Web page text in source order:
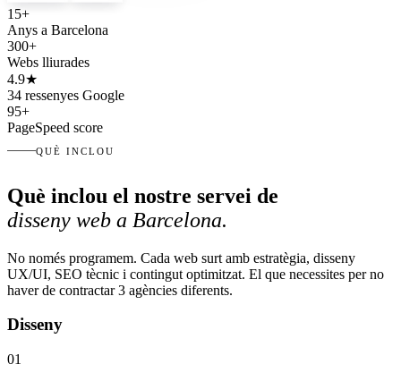
15+
Anys a Barcelona
300+
Webs lliurades
4.9★
34 ressenyes Google
95+
PageSpeed score
QUÈ INCLOU
Què inclou el nostre servei de
disseny web a Barcelona.
No només programem. Cada web surt amb estratègia, disseny
UX/UI, SEO tècnic i contingut optimitzat. El que necessites per no
haver de contractar 3 agències diferents.
Disseny
01